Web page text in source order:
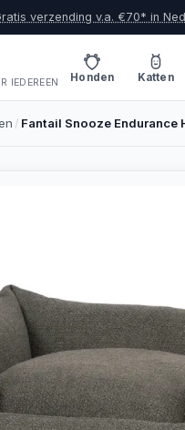
verzending v.a. €70* in
IEDEREEN Honden Katten
/ Fantail Snooze Endurance